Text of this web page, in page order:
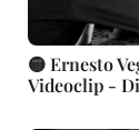
🟡 Ernesto
Videoclip -